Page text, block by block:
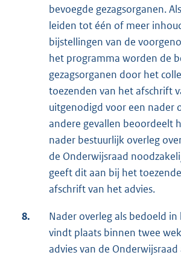
bevoegde gezagsorganen.
leiden tot één of meer
bijstellingen van de
het programma worden de
gezagsorganen door het
toezenden van het afschrift
uitgenodigd voor een nader
andere gevallen beoordeelt
nader bestuurlijk overleg
de Onderwijsraad
geeft dit aan bij het
afschrift van het advies.
8.
Nader overleg als bedoeld
vindt plaats binnen twee
advies van de